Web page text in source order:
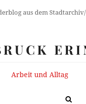
aus dem
Arbeit und Alltag